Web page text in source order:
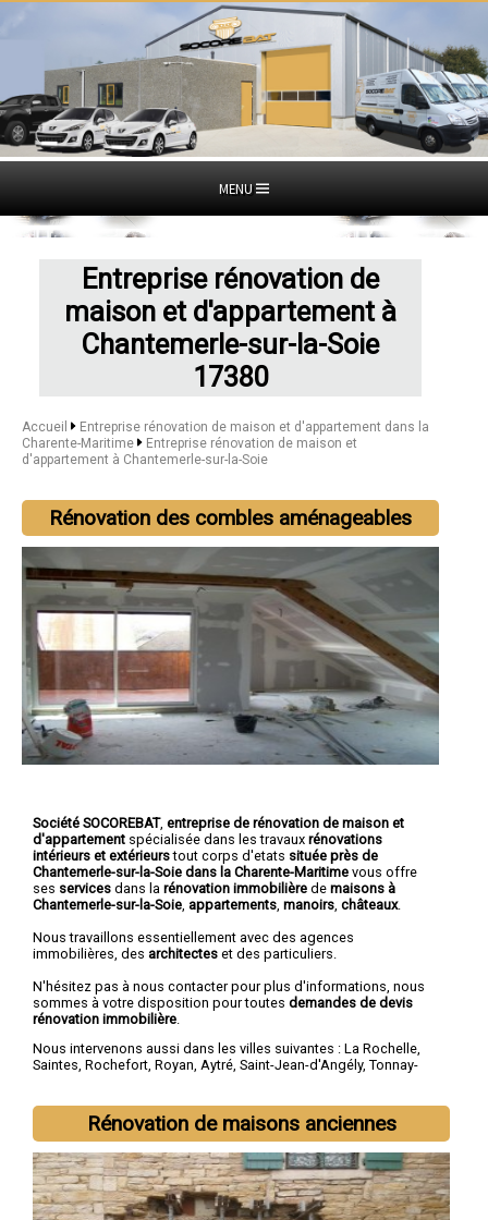
MENU
Entreprise rénovation de
maison et d'appartement à
Chantemerle-sur-la-Soie
17380
Accueil
Entreprise rénovation de maison et d'appartement dans la
Charente-Maritime
Entreprise rénovation de maison et
d'appartement à Chantemerle-sur-la-Soie
Rénovation des combles aménageables
Société SOCOREBAT, entreprise de rénovation de maison et
d'appartement spécialisée dans les travaux rénovations
intérieurs et extérieurstout corps d'etats située près de
Chantemerle-sur-la-Soie dans la Charente-Maritime vous offre
ses services dans la rénovation immobilière de maisons à
Chantemerle-sur-la-Soie appartements manoirs châteaux.
Nous travaillons essentiellement avec des agences
immobilières, des architectes et des particuliers.
N'hésitez pas à nous contacter pour plus d'informations, nous
sommes à votre disposition pour toutes demandes de devis
rénovation immobilière
Nous intervenons aussi dans les villes suivantes : La Rochelle,
Saintes, Rochefort, Royan, Aytré, Saint-Jean-d'Angély, Tonnay-
Rénovation de maisons anciennes